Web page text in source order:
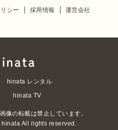
シー 採用情報 運営会社
hinata レンタル
hinata TV
像の転載は禁止しています。
hinata All rights reserved.